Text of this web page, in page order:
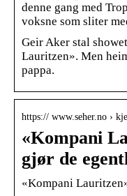
denne gang med
voksne som sliter
Geir Aker stal
Lauritzen». Men
pappa.
https:// www.seher.no ›
«Kompani
gjør de
«Kompani